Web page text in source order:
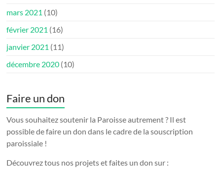
mars 2021 (10)
février 2021 (16)
janvier 2021 (11)
décembre 2020 (10)
Faire un don
Vous souhaitez soutenir la Paroisse autrement ? Il est
possible de faire un don dans le cadre de la souscription
paroissiale !
Découvrez tous nos projets et faites un don sur :